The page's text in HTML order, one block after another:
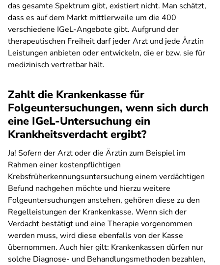
das gesamte Spektrum gibt, existiert nicht. Man schätzt,
dass es auf dem Markt mittlerweile um die 400
verschiedene IGeL-Angebote gibt. Aufgrund der
therapeutischen Freiheit darf jeder Arzt und jede Ärztin
Leistungen anbieten oder entwickeln, die er bzw. sie für
medizinisch vertretbar hält.
Zahlt die Krankenkasse für
Folgeuntersuchungen, wenn sich durch
eine IGeL-Untersuchung ein
Krankheitsverdacht ergibt?
Ja! Sofern der Arzt oder die Ärztin zum Beispiel im
Rahmen einer kostenpflichtigen
Krebsfrüherkennungsuntersuchung einem verdächtigen
Befund nachgehen möchte und hierzu weitere
Folgeuntersuchungen anstehen, gehören diese zu den
Regelleistungen der Krankenkasse. Wenn sich der
Verdacht bestätigt und eine Therapie vorgenommen
werden muss, wird diese ebenfalls von der Kasse
übernommen. Auch hier gilt: Krankenkassen dürfen nur
solche Diagnose- und Behandlungsmethoden bezahlen,